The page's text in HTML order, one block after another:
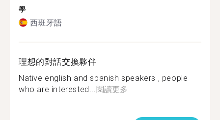
學
西班牙語
理想的對話交換夥伴
Native english and spanish speakers , people
who are interested... 閱讀更多